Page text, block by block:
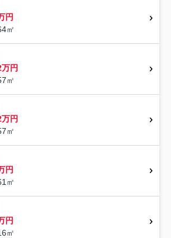
円
㎡
円
㎡
円
㎡
円
㎡
円
㎡